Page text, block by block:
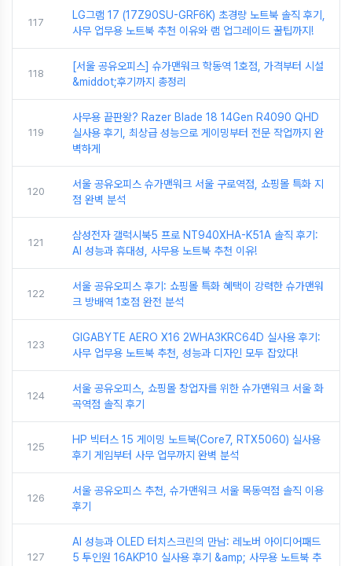
117
LG그램 17 (17Z90SU-GRF6K) 초경량 노트북 솔직 후기,
사무 업무용 노트북 추천 이유와 램 업그레이드 꿀팁까지!
118
[서울 공유오피스] 슈가맨워크 학동역 1호점, 가격부터 시설
&middot;후기까지 총정리
119
사무용 끝판왕? Razer Blade 18 14Gen R4090 QHD
실사용 후기, 최상급 성능으로 게이밍부터 전문 작업까지 완
벽하게
120
서울 공유오피스 슈가맨워크 서울 구로역점, 쇼핑몰 특화 지
점 완벽 분석
121
삼성전자 갤럭시북5 프로 NT940XHA-K51A 솔직 후기:
AI 성능과 휴대성, 사무용 노트북 추천 이유!
122
서울 공유오피스 후기: 쇼핑몰 특화 혜택이 강력한 슈가맨워
크 방배역 1호점 완전 분석
123
GIGABYTE AERO X16 2WHA3KRC64D 실사용 후기:
사무 업무용 노트북 추천, 성능과 디자인 모두 잡았다!
124
서울 공유오피스, 쇼핑몰 창업자를 위한 슈가맨워크 서울 화
곡역점 솔직 후기
125
HP 빅터스 15 게이밍 노트북(Core7, RTX5060) 실사용
후기 게임부터 사무 업무까지 완벽 분석
126
서울 공유오피스 추천, 슈가맨워크 서울 목동역점 솔직 이용
후기
127
AI 성능과 OLED 터치스크린의 만남: 레노버 아이디어패드
5 투인원 16AKP10 실사용 후기 &amp; 사무용 노트북 추